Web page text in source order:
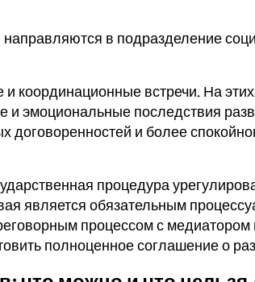
в подразделение
координационные встречи. На этих
эмоциональные последствия
договоренностей и более
процедура
является обязательным
процессом с
полноценное соглашение о